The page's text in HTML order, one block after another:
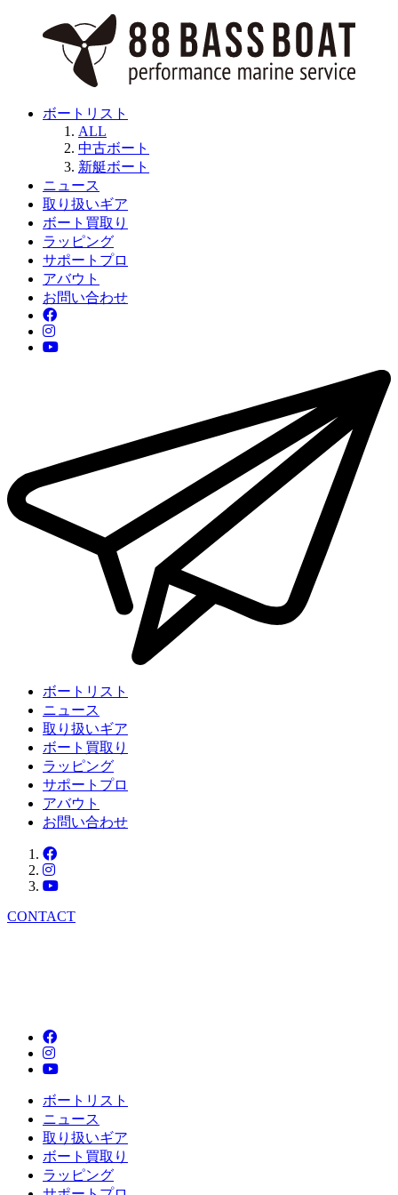
ボートリスト
ALL
中古ボート
新艇ボート
ニュース
取り扱いギア
ボート買取り
ラッピング
サポートプロ
アバウト
お問い合わせ
ボートリスト
ニュース
取り扱いギア
ボート買取り
ラッピング
サポートプロ
アバウト
お問い合わせ
CONTACT
ボートリスト
ニュース
取り扱いギア
ボート買取り
ラッピング